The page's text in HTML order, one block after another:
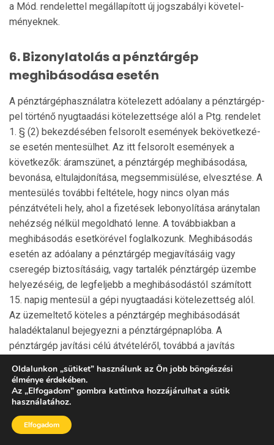
a Mód. rendelettel megállapított új jogszabályi követel­
ményeknek.
6. Bizonylatolás a pénztárgép
meghibásodása esetén
A pénztárgéphasználatra kötelezett adóalany a pénztár­gép­
pel történő nyugtaadási kötelezettsége alól a Ptg. rendelet
1. § (2) bekezdésében felsorolt események bekövet­ke­zé­
se esetén mentesülhet. Az itt felsorolt események a
következők: áramszünet, a pénztárgép meghibá­sodása,
bevonása, eltulajdonítása, megsemmisülése, elvesztése. A
mentesülés további feltétele, hogy nincs olyan más
pénzátvételi hely, ahol a fizetések lebo­nyo­lítása aránytalan
nehézség nélkül megoldható lenne. A továbbiakban a
meghibásodás esetkörével foglalkozunk. Meghibásodás
esetén az adóalany a pénztár­gép megjavításáig vagy
cseregép biztosításáig, vagy tartalék pénztárgép üzembe
helyezéséig, de legfel­jebb a meghibásodástól számított
15. napig mente­sül a gépi nyugtaadási kötelezettség alól.
Az üzemeltető köteles a pénztárgép meghibáso­dását
haladéktalanul bejegyezni a pénztárgépnap­lóba. A
pénztárgép javítási célú átvételéről, továbbá a javítás
szolgáltat az állami adóhatóság részére (a PTGTAX
nyomtatványon).
6.1. Cserepénztárgép biztosítása
Oldalunkon „sütiket” használunk az Ön jobb böngészési
élménye érdekében.
Az „Elfogadom” gombra kattintva hozzájárulhat a sütik
használatához.
Elfogadom